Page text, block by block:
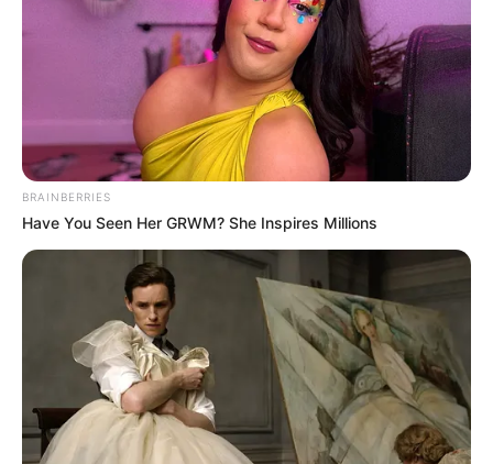
BRAINBERRIES
Have You Seen Her GRWM? She Inspires Millions